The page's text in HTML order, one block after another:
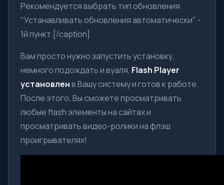
Рекомендуется выбрать тип обновления
"Устанавливать обновления автоматически" -
1й пункт.[/caption]
Вам просто нужно запустить установку,
немного подождать и вуаля, Flash Player
установленв Вашу систему и готов к работе.
После этого, Вы сможете просматривать
любые flash элементы на сайтах и
просматривать видео-ролики на флэш
проигрывателях!